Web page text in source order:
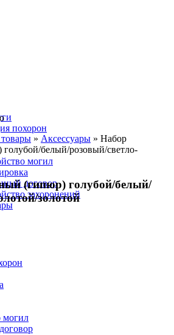
похорон
могил
договор
захоронений
» Аксессуары » Набор
белый/розовый/светло-
(гипюр) голубой/белый/
золотой
могил